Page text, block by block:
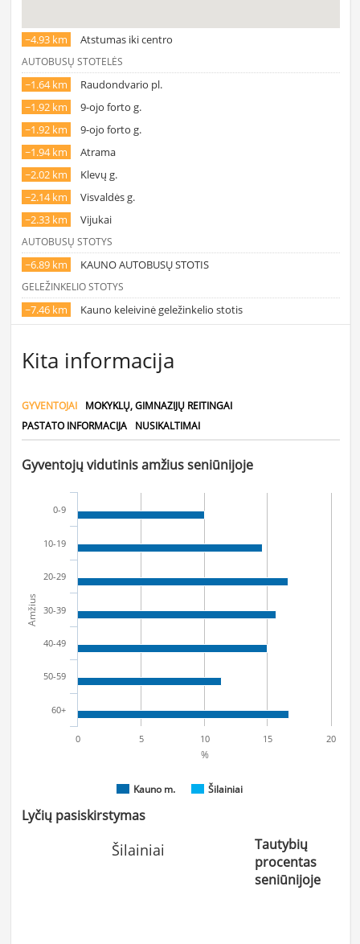
~4.93 km Atstumas iki centro
AUTOBUSŲ STOTELĖS
~1.64 km
Raudondvario pl.
~1.92 km
9-ojo forto g.
~1.92 km
9-ojo forto g.
~1.94 km
Atrama
~2.02 km
Klevų g.
~2.14 km
Visvaldės g.
~2.33 km
Vijukai
AUTOBUSŲ STOTYS
~6.89 km KAUNO AUTOBUSŲ STOTIS
GELEŽINKELIO STOTYS
~7.46 km Kauno keleivinė geležinkelio stotis
Kita informacija
GYVENTOJAI
MOKYKLŲ, GIMNAZIJŲ REITINGAI
PASTATO INFORMACIJA
NUSIKALTIMAI
Gyventojų vidutinis amžius seniūnijoje
Amžius
%
Kauno m. Šilainiai
0-9
10-19
20-29
30-39
40-49
50-59
60+
0 5 10 15 20
Lyčių pasiskirstymas
Šilainiai
Tautybių
procentas
seniūnijoje